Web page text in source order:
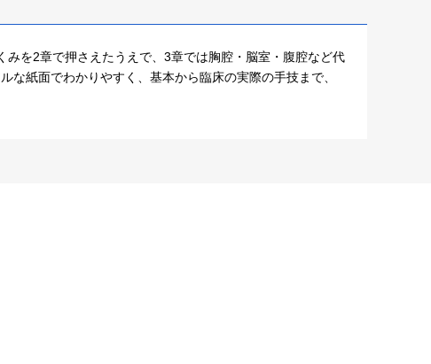
を2章で押さえたうえで、3章では胸腔・脳室・腹腔など代
紙面でわかりやすく、基本から臨床の実際の手技まで、